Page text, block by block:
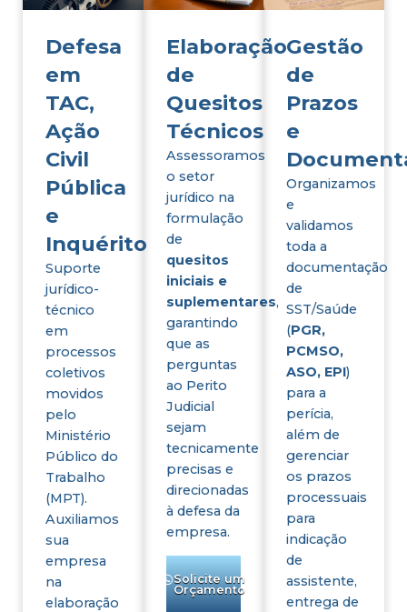
Defesa
em
TAC,
Ação
Civil
Pública
e
Inquérito
Suporte
jurídico-
técnico
em
processos
coletivos
movidos
pelo
Ministério
Público do
Trabalho
(MPT).
Auxiliamos
sua
empresa
na
elaboração
Elaboração
de
Quesitos
Técnicos
Assessoramos
o setor
jurídico na
formulação
de
quesitos
iniciais e
suplementares,
garantindo
que as
perguntas
ao Perito
Judicial
sejam
tecnicamente
precisas e
direcionadas
à defesa da
empresa.
Solicite um
Orçamento
Gestão
de
Prazos
e
Organizamos
e
validamos
toda a
documentação
de
SST/Saúde
(PGR,
PCMSO,
ASO, EPI)
para a
perícia,
além de
gerenciar
os prazos
processuais
para
indicação
de
assistente,
entrega de